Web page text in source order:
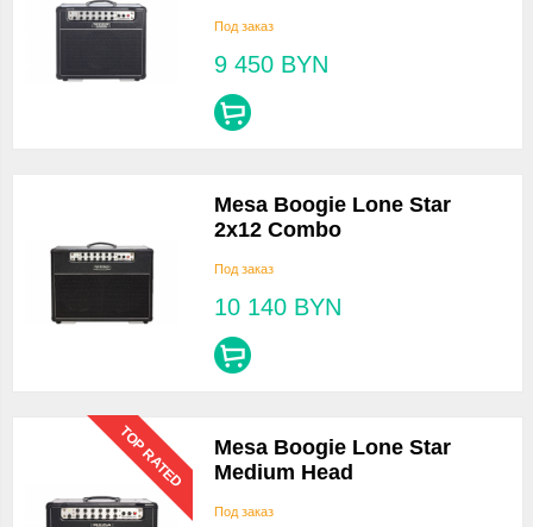
Под заказ
9 450 BYN
Mesa Boogie Lone Star
2x12 Combo
Под заказ
10 140 BYN
TOP RATED
Mesa Boogie Lone Star
Medium Head
Под заказ